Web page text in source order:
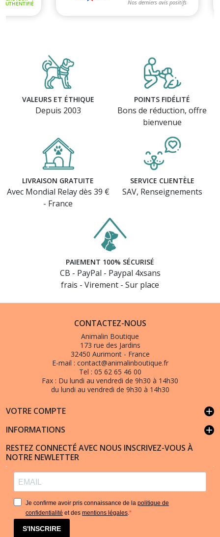
VALEURS ET ÉTHIQUE
Depuis 2003
POINTS FIDÉLITÉ
Bons de réduction, offre
bienvenue
LIVRAISON GRATUITE
Avec Mondial Relay dès 39 €
- France
SERVICE CLIENTÈLE
SAV, Renseignements
PAIEMENT 100% SÉCURISÉ
CB - PayPal - Paypal 4xsans
frais - Virement - Sur place
CONTACTEZ-NOUS
Animalin Boutique
173 rue des Jardins
32450 Aurimont - France
E-mail : contact@animalinboutique.fr
Tel : 05 62 65 46 00
Fax : Du lundi au vendredi de 9h30 à 14h30
du lundi au vendredi de 9h30 à 14h30
VOTRE COMPTE add
INFORMATIONS add
RESTEZ CONNECTÉ AVEC NOUS INSCRIVEZ-VOUS À
NOTRE NEWLETTER
Je confirme avoir pris connaissance de la politique de
confidentialité et des mentions légales.
S'INSCRIRE